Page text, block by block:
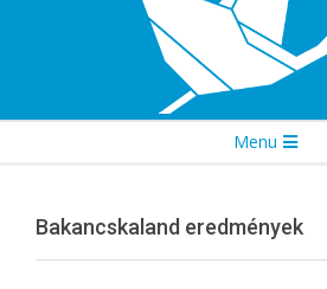
Menu
Bakancskaland eredmények